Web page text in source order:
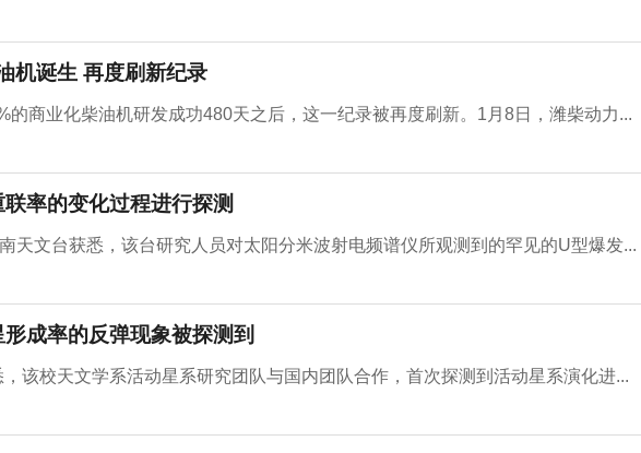
机诞生 再度刷新纪录
的商业化柴油机研发成功480天之后，这一纪录被再度刷新。1月8日，潍柴动力...
率的变化过程进行探测
天文台获悉，该台研究人员对太阳分米波射电频谱仪所观测到的罕见的U型爆发...
成率的反弹现象被探测到
该校天文学系活动星系研究团队与国内团队合作，首次探测到活动星系演化进...